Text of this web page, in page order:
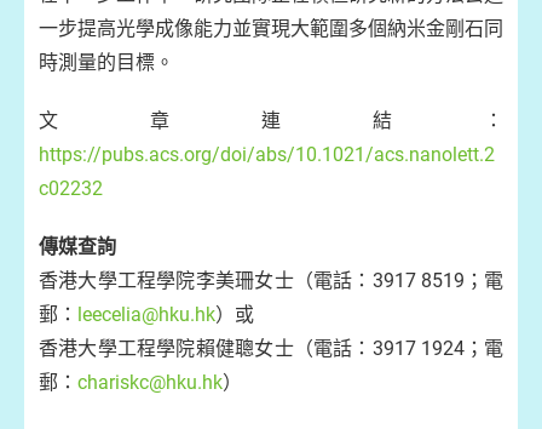
一步提高光學成像能力並實現大範圍多個納米金剛石同
時測量的目標。
文章連結：
https://pubs.acs.org/doi/abs/10.1021/acs.nanolett.2
c02232
傳媒查詢
香港大學工程學院李美珊女士（電話：3917 8519；電
郵： leecelia@hku.hk）或
香港大學工程學院賴健聰女士（電話：3917 1924；電
郵： chariskc@hku.hk）